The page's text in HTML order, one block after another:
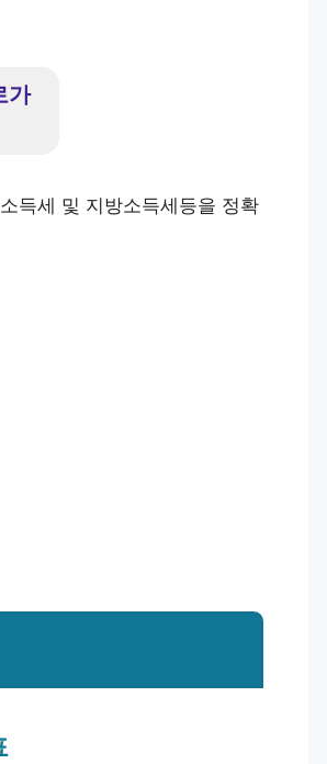
가
득세 및 지방소득세등을 정확